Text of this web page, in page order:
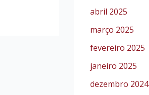
abril 2025
março 2025
fevereiro 2025
janeiro 2025
dezembro 2024